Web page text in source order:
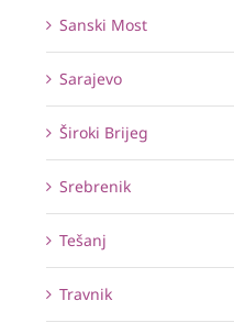
Sanski Most
Sarajevo
Široki Brijeg
Srebrenik
Tešanj
Travnik